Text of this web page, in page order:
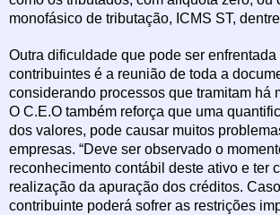
monofásico de tributação, ICMS ST, dentre
Outra dificuldade que pode ser enfrentada
contribuintes é a reunião de toda a
considerando processos que tramitam há
O C.E.O também reforça que uma
dos valores, pode causar muitos
empresas. “Deve ser observado o
reconhecimento contábil deste ativo e ter
realização da apuração dos créditos.
contribuinte poderá sofrer as restrições